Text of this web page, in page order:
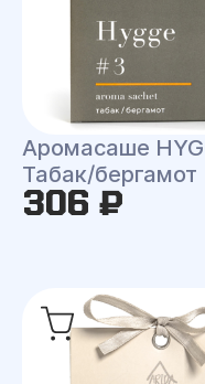
Аромасаше
Табак/бергамот
306 ₽